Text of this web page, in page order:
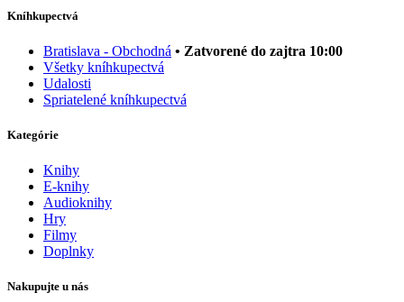
Kníhkupectvá
Bratislava - Obchodná • Zatvorené do zajtra 10:00
Všetky kníhkupectvá
Udalosti
Spriatelené kníhkupectvá
Kategórie
Knihy
E-knihy
Audioknihy
Hry
Filmy
Doplnky
Nakupujte u nás